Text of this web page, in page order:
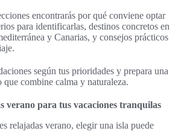
encontrarás por qué conviene optar
para identificarlas, destinos concretos en
y Canarias, y consejos prácticos
según tus prioridades y prepara una
que combine calma y naturaleza.
verano para tus vacaciones tranquilas
relajadas verano, elegir una isla puede